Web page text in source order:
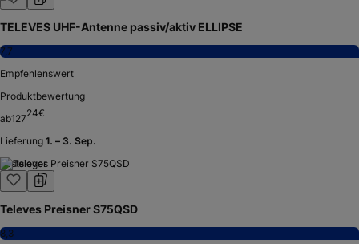
TELEVES UHF-Antenne passiv/aktiv ELLIPSE
7,7
Empfehlenswert
Produktbewertung
ab12724€
Lieferung 1. – 3. Sep.
Testsieger
Televes Preisner S75QSD
8,3